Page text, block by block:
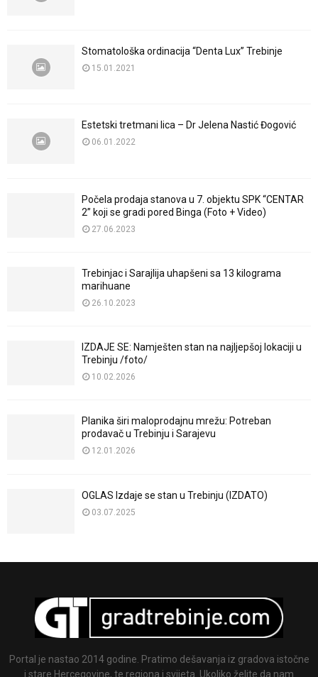
Stomatološka ordinacija “Denta Lux” Trebinje
15.01.2021
Estetski tretmani lica – Dr Jelena Nastić Đogović
06.01.2022
Počela prodaja stanova u 7. objektu SPK “CENTAR
2” koji se gradi pored Binga (Foto + Video)
27.06.2023
Trebinjac i Sarajlija uhapšeni sa 13 kilograma
marihuane
26.10.2023
IZDAJE SE: Namješten stan na najljepšoj lokaciji u
Trebinju /foto/
10.02.2026
Planika širi maloprodajnu mrežu: Potreban
prodavač u Trebinju i Sarajevu
12.01.2026
OGLAS Izdaje se stan u Trebinju (IZDATO)
03.07.2025
Portal je nastao 2014 godine. Pratimo dešavanja iz gradova istočne
i stare Hercegovine, te regiona i svijeta. Ukoliko želite da nam